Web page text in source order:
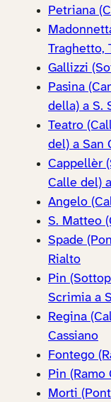
Petriana
Traghetto,
Gallizzi
Pasina
della) a S.
Teatro
del) a San
Cappellèr
Calle del)
Angelo
S. Matteo
Spade
Rialto
Pin
Scrimia a
Regina
Cassiano
Fontego
Pin (Ramo
Morti